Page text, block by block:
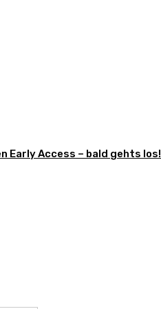
Early Access – bald gehts los!